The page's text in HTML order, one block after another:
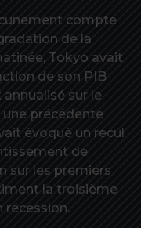
compte
de la
Tokyo avait
de son PIB
sur le
une précédente
évoqué un recul
de
sur les premiers
la troisième
récession.